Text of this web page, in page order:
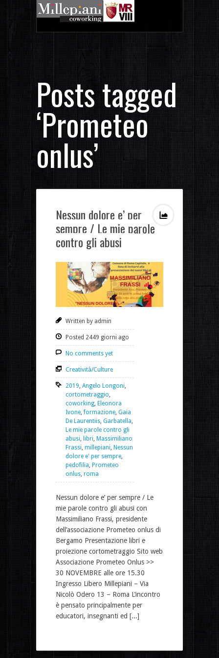
Posts tagged
‘Prometeo
onlus’
Nessun dolore e’ per
sempre / Le mie parole
contro gli abusi
Written by admin
Posted 2449 giorni ago
No comments yet
Creatività/Culture
2019 Angelo Longoni
cortometraggio
coworking Eleonora
Ivone ,formazione Gaia
De Laurentiis Garbatella
Le mie parole contro gli
abusi
libri Massimiliano
Frassi millepiani Nessun
dolore e' per sempre
pedofilia Prometeo
onlus roma
Nessun dolore e’ per sempre / Le
mie parole contro gli abusi con
Massimiliano Frassi, presidente
dell’associazione Prometeo onlus di
Bergamo Presentazione libri e
proiezione cortometraggio Sito web
Associazione Prometeo Onlus >>
30 NOVEMBRE alle ore 15.30
Ingresso Libero Millepiani – Via
Nicolò Odero 13 – Roma L’incontro
è pensato principalmente per
educatori, insegnanti ed [...]